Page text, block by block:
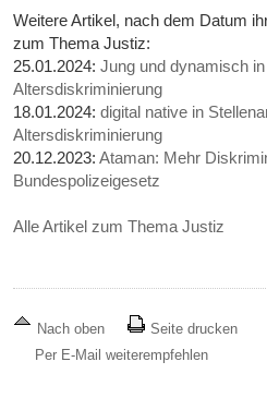
Weitere Artikel, nach dem Datum
zum Thema Justiz:
25.01.2024:Jung und dynamisch
Altersdiskriminierung
18.01.2024:digital native in
Altersdiskriminierung
20.12.2023:Ataman: Mehr
Bundespolizeigesetz
Alle Artikel zum Thema Justiz
Nach oben
Seite drucken
Per E-Mail weiterempfehlen